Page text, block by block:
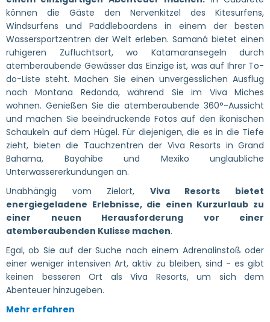
können die Gäste den Nervenkitzel des Kitesurfens,
Windsurfens und Paddleboardens in einem der besten
Wassersportzentren der Welt erleben. Samaná bietet einen
ruhigeren Zufluchtsort, wo Katamaransegeln durch
atemberaubende Gewässer das Einzige ist, was auf Ihrer To-
do-Liste steht. Machen Sie einen unvergesslichen Ausflug
nach Montana Redonda, während Sie im Viva Miches
wohnen. Genießen Sie die atemberaubende 360°-Aussicht
und machen Sie beeindruckende Fotos auf den ikonischen
Schaukeln auf dem Hügel. Für diejenigen, die es in die Tiefe
zieht, bieten die Tauchzentren der Viva Resorts in Grand
Bahama, Bayahibe und Mexiko unglaubliche
Unterwassererkundungen an.
Unabhängig vom Zielort, Viva Resorts bietet
energiegeladene Erlebnisse, die einen Kurzurlaub zu
einer neuen Herausforderung vor einer
atemberaubenden Kulisse machen.
Egal, ob Sie auf der Suche nach einem Adrenalinstoß oder
einer weniger intensiven Art, aktiv zu bleiben, sind - es gibt
keinen besseren Ort als Viva Resorts, um sich dem
Abenteuer hinzugeben.
Mehr erfahren